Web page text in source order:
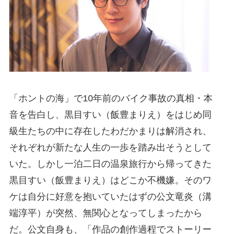
「ホントの海」で10年前のバイク事故の真相・本
音を告白し、黒目すい（飯豊まりえ）をはじめ同
級生たちの中に存在したわだかまりは解消され、
それぞれが新たな人生の一歩を踏み出そうとして
いた。しかし一泊二日の温泉旅行から帰ってきた
黒目すい（飯豊まりえ）はどこか不機嫌。そのワ
ケは自分に好意を抱いていたはずの公文竜炎（溝
端淳平）が突然、無関心となってしまったから
だ。公文自身も、「作品の創作過程でストーリー